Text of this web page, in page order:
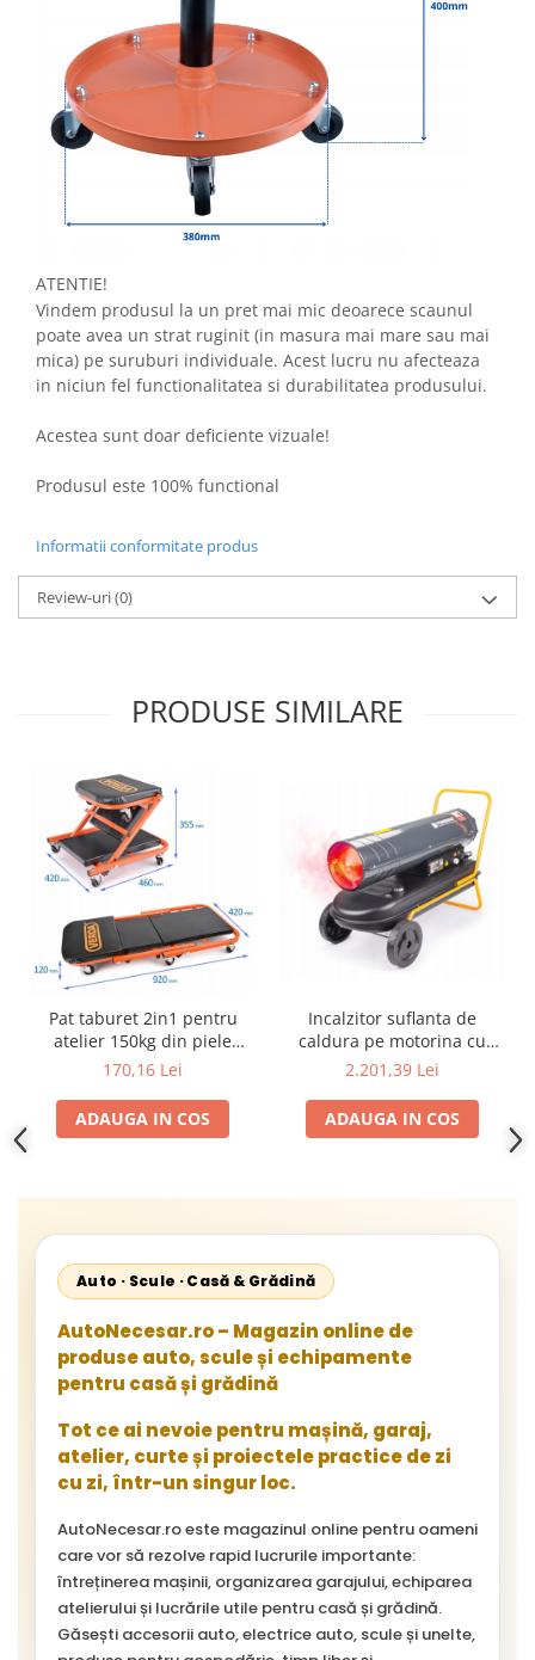
ATENTIE!
Vindem produsul la un pret mai mic deoarece scaunul
poate avea un strat ruginit (in masura mai mare sau mai
mica) pe suruburi individuale. Acest lucru nu afecteaza
in niciun fel functionalitatea si durabilitatea produsului.
Acestea sunt doar deficiente vizuale!
Produsul este 100% functional
Informatii conformitate produs
Review-uri(0)
PRODUSE SIMILARE
Pat taburet 2in1 pentru
atelier 150kg din piele
ecologica SN6711
170,16 Lei
ADAUGA IN COS
Incalzitor suflanta de
caldura pe motorina cu
termostat de 65KW LCD
2.201,39 Lei
ADAUGA IN COS
Auto · Scule · Casă & Grădină
AutoNecesar.ro – Magazin online de
produse auto, scule și echipamente
pentru casă și grădină
Tot ce ai nevoie pentru mașină, garaj,
atelier, curte și proiectele practice de zi
cu zi, într-un singur loc.
AutoNecesar.ro este magazinul online pentru oameni
care vor să rezolve rapid lucrurile importante:
întreținerea mașinii, organizarea garajului, echiparea
atelierului și lucrările utile pentru casă și grădină.
Găsești accesorii auto, electrice auto, scule și unelte,